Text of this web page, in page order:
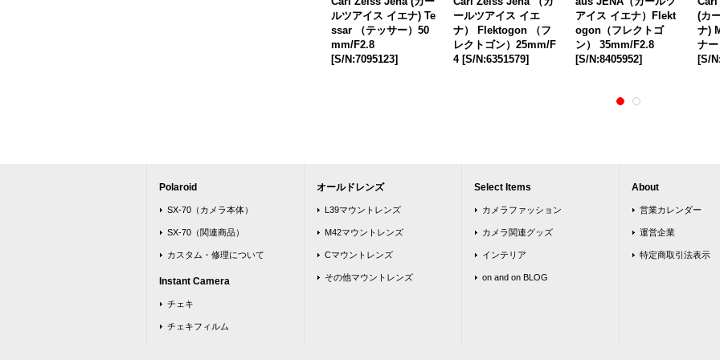
ルツアイス イエナ) Te
ssar （テッサー）50
mm/F2.8
[S/N:7095123]
ールツアイス イエ
ナ） Flektogon （フ
レクトゴン）25mm/F
4 [S/N:6351579]
アイス イエナ）Flekt
ogon（フレクトゴ
ン） 35mm/F2.8
[S/N:8405952]
(カ
ナ)
ナ
[S/
Polaroid
SX-70（カメラ本体）
SX-70（関連商品）
カスタム・修理について
Instant Camera
チェキ
チェキフィルム
オールドレンズ
L39マウントレンズ
M42マウントレンズ
Cマウントレンズ
その他マウントレンズ
Select Items
カメラファッション
カメラ関連グッズ
インテリア
on and on BLOG
About
営業カレンダー
運営企業
特定商取引法表示